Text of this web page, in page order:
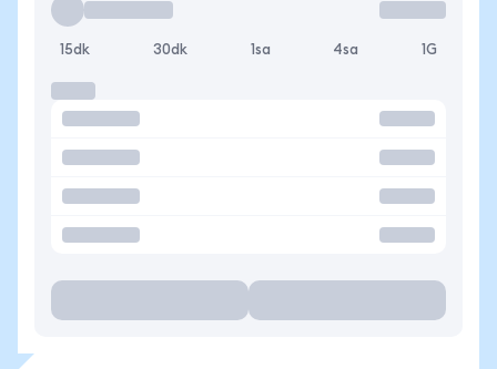
15dk 30dk 1sa 4sa 1G